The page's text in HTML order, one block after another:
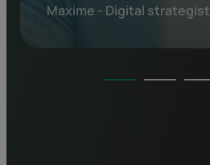
Maxime - Digital strategist